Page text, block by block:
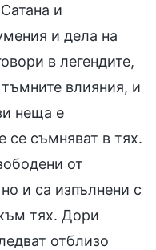
и
и дела на
в легендите,
влияния, и
неща е
се съмняват в тях.
от
и са изпълнени с
тях. Дори
отблизо